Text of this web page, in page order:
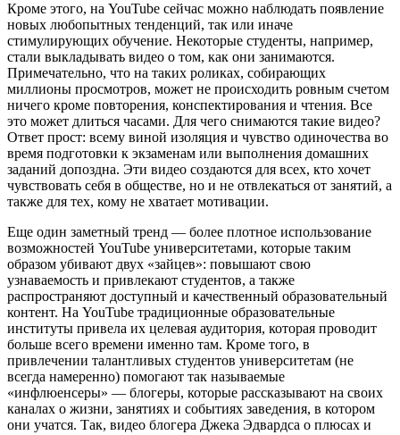
Кроме этого, на YouTube сейчас можно наблюдать появление
новых любопытных тенденций, так или иначе
стимулирующих обучение. Некоторые студенты, например,
стали выкладывать видео о том, как они занимаются.
Примечательно, что на таких роликах, собирающих
миллионы просмотров, может не происходить ровным счетом
ничего кроме повторения, конспектирования и чтения. Все
это может длиться часами. Для чего снимаются такие видео?
Ответ прост: всему виной изоляция и чувство одиночества во
время подготовки к экзаменам или выполнения домашних
заданий допоздна. Эти видео создаются для всех, кто хочет
чувствовать себя в обществе, но и не отвлекаться от занятий, а
также для тех, кому не хватает мотивации.
Еще один заметный тренд — более плотное использование
возможностей YouTube университетами, которые таким
образом убивают двух «зайцев»: повышают свою
узнаваемость и привлекают студентов, а также
распространяют доступный и качественный образовательный
контент. На YouTube традиционные образовательные
институты привела их целевая аудитория, которая проводит
больше всего времени именно там. Кроме того, в
привлечении талантливых студентов университетам (не
всегда намеренно) помогают так называемые
«инфлюенсеры» — блогеры, которые рассказывают на своих
каналах о жизни, занятиях и событиях заведения, в котором
они учатся. Так, видео блогера Джека Эдвардса о плюсах и